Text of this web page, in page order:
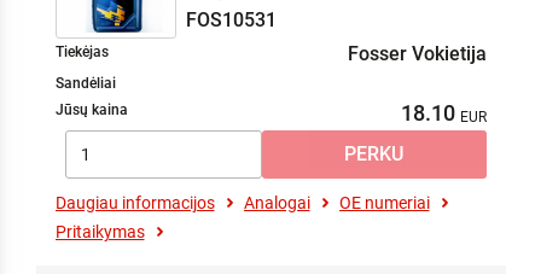
FOS10531
Tiekėjas Fosser Vokietija
Sandėliai
Jūsų kaina
18.10
Daugiau informacijos Analogai
OE numeriai
Pritaikymas